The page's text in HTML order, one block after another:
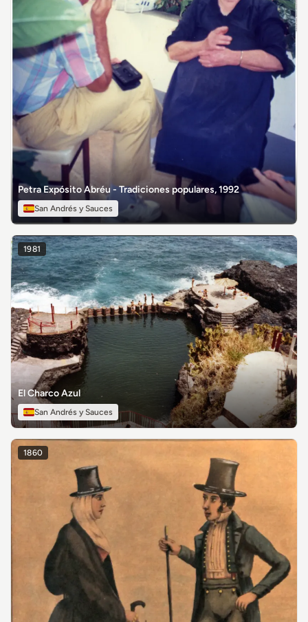
Petra Expósito Abréu - Tradiciones populares, 1992
San Andrés y Sauces
1981
El Charco Azul
San Andrés y Sauces
1860